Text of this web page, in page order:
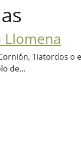
Llomena
Tiatordos o
de...